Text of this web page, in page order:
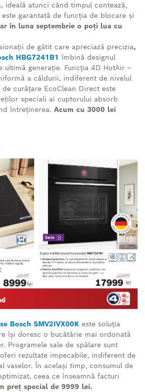
ideală atunci când timpul contează,
garantată de funcția de blocare și
în luna septembrie o poți lua cu
de gătit care apreciază precizia,
HBG7241B1 îmbină designul
ultimă generație. Funcția 4D HotAir –
a căldurii, indiferent de nivelul
curățare EcoClean Direct este
speciali ai cuptorului absorb
întreținerea. Acum cu 3000 lei
Bosch SMV2IVX00K este soluția
își doresc o bucătărie mai ordonată
Programele sale de spălare sunt
rezultate impecabile, indiferent de
vaselor. În același timp, consumul de
ceea ce înseamnă facturi
preț special de 9999 lei.